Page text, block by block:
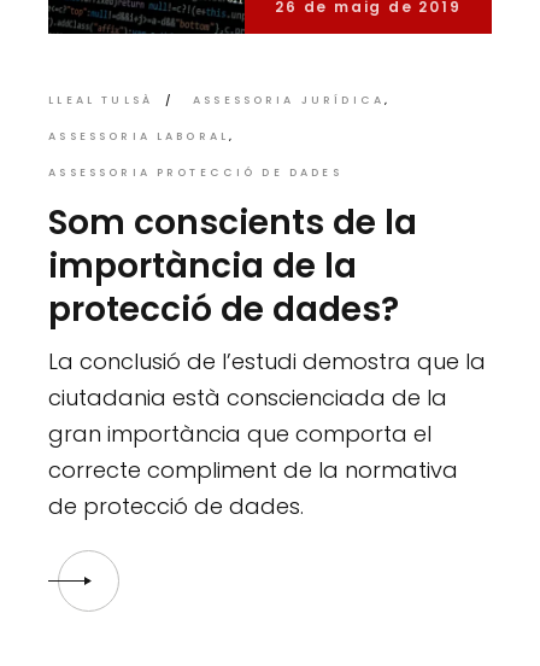
26 de maig de 2019
LLEAL TULSÀ ASSESSORIA JURÍDICA
ASSESSORIA LABORAL
ASSESSORIA PROTECCIÓ DE DADES
Som conscients de la
importància de la
protecció de dades?
La conclusió de l’estudi demostra que la
ciutadania està conscienciada de la
gran importància que comporta el
correcte compliment de la normativa
de protecció de dades.